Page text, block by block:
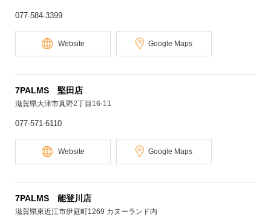
077-584-3399
Website Google Maps
7PALMS 堅田店
滋賀県大津市真野2丁目16-11
077-571-6110
Website Google Maps
7PALMS 能登川店
滋賀県東近江市伊庭町1269 カヌーランド内